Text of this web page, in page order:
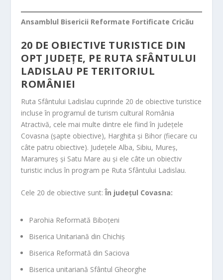
Ansamblul Bisericii Reformate Fortificate Cricău
20 DE OBIECTIVE TURISTICE DIN
OPT JUDEȚE, PE RUTA SFÂNTULUI
LADISLAU PE TERITORIUL
ROMÂNIEI
Ruta Sfântului Ladislau cuprinde 20 de obiective turistice
incluse în programul de turism cultural România
Atractivă, cele mai multe dintre ele fiind în județele
Covasna (șapte obiective), Harghita și Bihor (fiecare cu
câte patru obiective). Județele Alba, Sibiu, Mureș,
Maramureș și Satu Mare au și ele câte un obiectiv
turistic inclus în program pe Ruta Sfântului Ladislau.
Cele 20 de obiective sunt:În județul Covasna:
Parohia Reformată Biboțeni
Biserica Unitariană din Chichiș
Biserica Reformată din Saciova
Biserica unitariană Sfântul Gheorghe